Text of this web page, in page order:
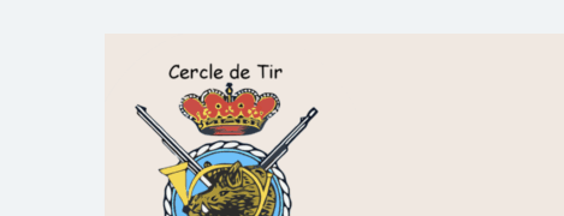
Royal AOC Florennes
Section TIR de l'AVIA